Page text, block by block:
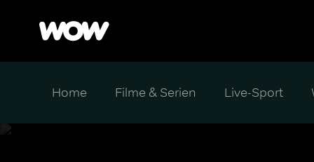
Home Filme & Serien Live-Sport